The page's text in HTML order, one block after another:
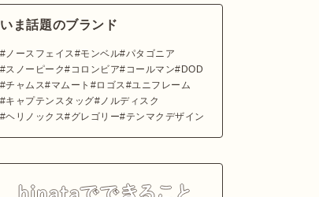
いま話題のブランド
ノースフェイス モンベル パタゴニア
スノーピーク
コロンビア コールマン
DOD
チャムス
マムート ロゴス
ユニフレーム
キャプテンスタッグ
ノルディスク
ヘリノックス
グレゴリー テンマクデザイン